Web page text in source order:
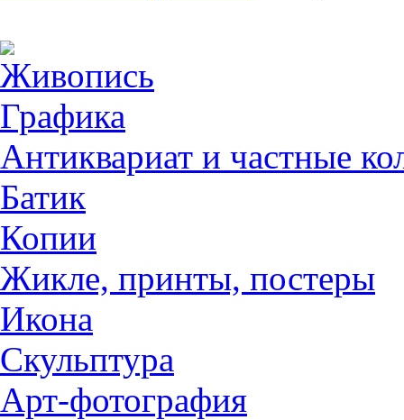
Живопись
Графика
Антиквариат и частные
Батик
Копии
Жикле, принты, постеры
Икона
Скульптура
Арт-фотография